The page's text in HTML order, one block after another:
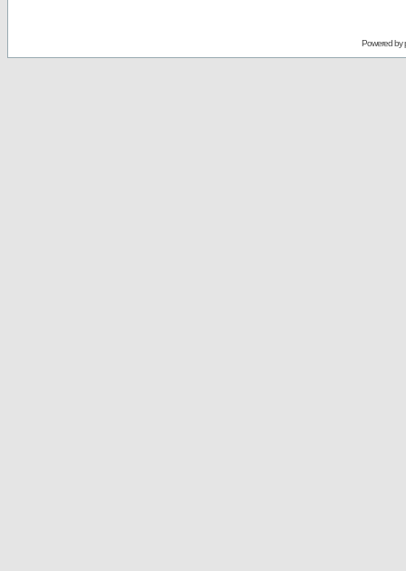
Powered by